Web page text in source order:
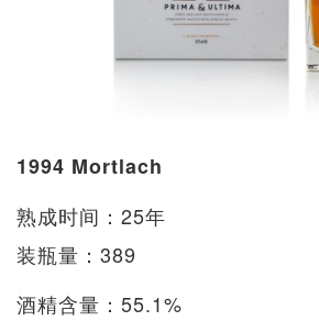
1994 Mortlach
熟成时间：25年
装瓶量：389
酒精含量：55.1%